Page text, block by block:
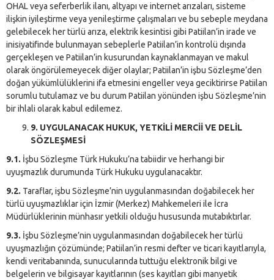
OHAL veya seferberlik ilanı, altyapı ve internet arızaları, sisteme
ilişkin iyileştirme veya yenileştirme çalışmaları ve bu sebeple meydana
gelebilecek her türlü arıza, elektrik kesintisi gibi Patiilan’in irade ve
inisiyatifinde bulunmayan sebeplerle Patiilan’in kontrolü dışında
gerçekleşen ve Patiilan’in kusurundan kaynaklanmayan ve makul
olarak öngörülemeyecek diğer olaylar; Patiilan’in işbu Sözleşme’den
doğan yükümlülüklerini ifa etmesini engeller veya geciktirirse Patiilan
sorumlu tutulamaz ve bu durum Patiilan yönünden işbu Sözleşme’nin
bir ihlali olarak kabul edilemez.
9. UYGULANACAK HUKUK, YETKİLİ MERCİİ VE DELİL
SÖZLEŞMESİ
9.1. İşbu Sözleşme Türk Hukuku’na tabiidir ve herhangi bir
uyuşmazlık durumunda Türk Hukuku uygulanacaktır.
9.2. Taraflar, işbu Sözleşme’nin uygulanmasından doğabilecek her
türlü uyuşmazlıklar için İzmir (Merkez) Mahkemeleri ile İcra
Müdürlüklerinin münhasır yetkili olduğu hususunda mutabıktırlar.
9.3. İşbu Sözleşme’nin uygulanmasından doğabilecek her türlü
uyuşmazlığın çözümünde; Patiilan’in resmi defter ve ticari kayıtlarıyla,
kendi veritabanında, sunucularında tuttuğu elektronik bilgi ve
belgelerin ve bilgisayar kayıtlarının (ses kayıtları gibi manyetik